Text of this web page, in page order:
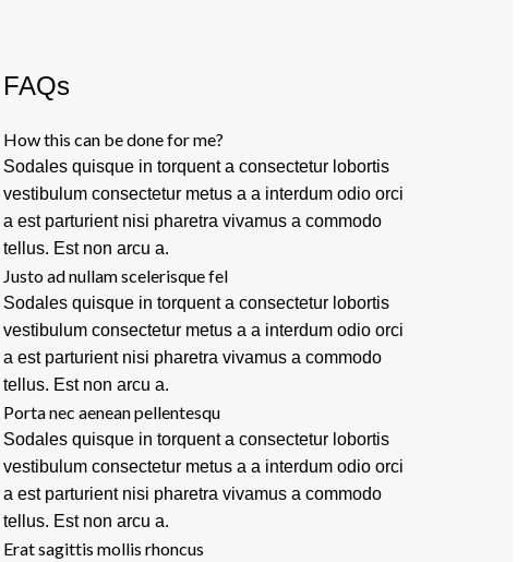
FAQs
How this can be done for me?
Sodales quisque in torquent a consectetur lobortis
vestibulum consectetur metus a a interdum odio orci
a est parturient nisi pharetra vivamus a commodo
tellus. Est non arcu a.
Justo ad nullam scelerisque fel
Sodales quisque in torquent a consectetur lobortis
vestibulum consectetur metus a a interdum odio orci
a est parturient nisi pharetra vivamus a commodo
tellus. Est non arcu a.
Porta nec aenean pellentesqu
Sodales quisque in torquent a consectetur lobortis
vestibulum consectetur metus a a interdum odio orci
a est parturient nisi pharetra vivamus a commodo
tellus. Est non arcu a.
Erat sagittis mollis rhoncus